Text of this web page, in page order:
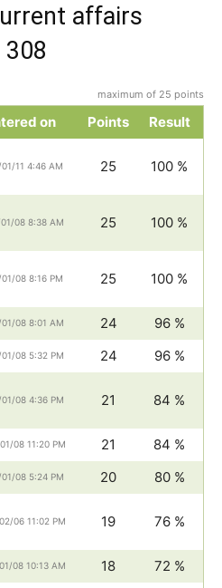
affairs
maximum of 25 points
on Points Result
11 4:46 AM 25 100 %
08 8:38 AM 25 100 %
08 8:16 PM 25 100 %
08 8:01 AM 24
96 %
08 5:32 PM 24 96 %
08 4:36 PM 21 84 %
08 11:20 PM 21
84 %
08 5:24 PM 20 80 %
06 11:02 PM 19 76 %
08 10:13 AM 18 72 %